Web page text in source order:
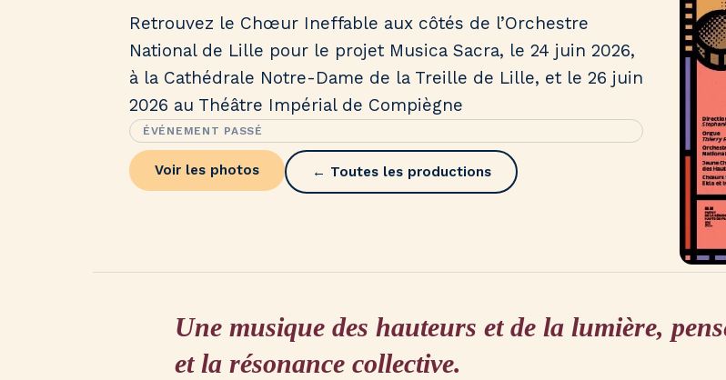
Retrouvez le Chœur Ineffable aux côtés de l’Orchestre
National de Lille pour le projet Musica Sacra, le 24 juin 2026,
à la Cathédrale Notre-Dame de la Treille de Lille, et le 26 juin
2026 au Théâtre Impérial de Compiègne
ÉVÉNEMENT PASSÉ
Voir les photos ← Toutes les productions
Une musique des hauteurs et de la lumière,
et la résonance collective.